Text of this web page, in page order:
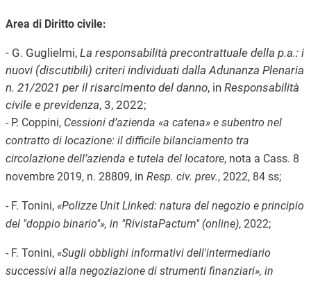
Area di Diritto civile:
- G. Guglielmi, La responsabilità precontrattuale della p.a.: i
nuovi (discutibili) criteri individuati dalla Adunanza Plenaria
n. 21/2021 per il risarcimento del danno, in Responsabilità
civile e previdenza, 3, 2022;
- P. Coppini, Cessioni d’azienda «a catena» e subentro nel
contratto di locazione: il difficile bilanciamento tra
circolazione dell’azienda e tutela del locatore, nota a Cass. 8
novembre 2019, n. 28809, in Resp. civ. prev., 2022, 84 ss;
- F. Tonini, «Polizze Unit Linked: natura del negozio e principio
del "doppio binario"», in "RivistaPactum" (online), 2022;
- F. Tonini,«Sugli obblighi informativi dell'intermediario
successivi alla negoziazione di strumenti finanziari», in